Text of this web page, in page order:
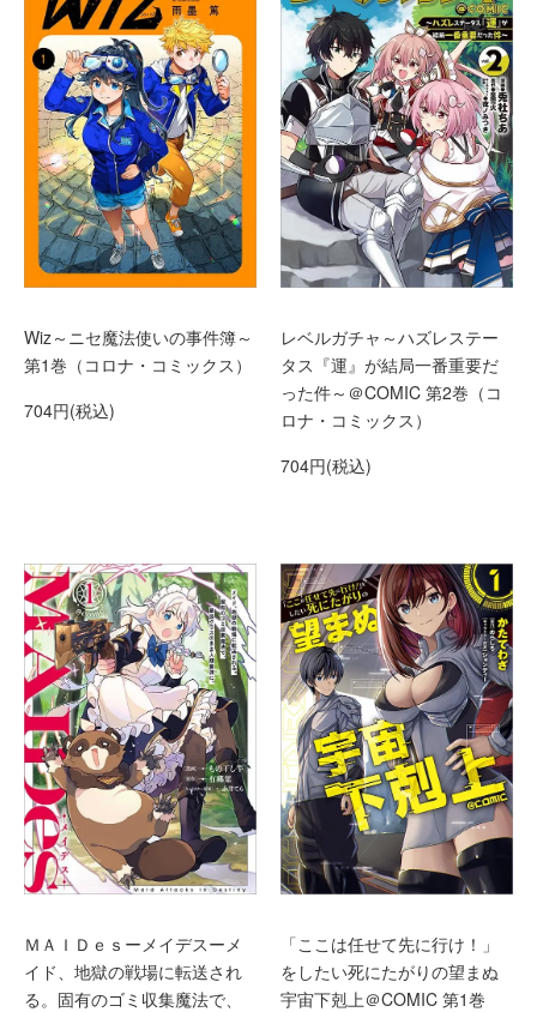
Wiz～ニセ魔法使いの事件簿～
第1巻（コロナ・コミックス）
704円(税込)
レベルガチャ～ハズレステー
タス『運』が結局一番重要だ
った件～＠COMIC 第2巻（コ
ロナ・コミックス）
704円(税込)
ＭＡＩＤｅｓーメイデスーメ
イド、地獄の戦場に転送され
る。固有のゴミ収集魔法で、
「ここは任せて先に行け！」
をしたい死にたがりの望まぬ
宇宙下剋上＠COMIC 第1巻